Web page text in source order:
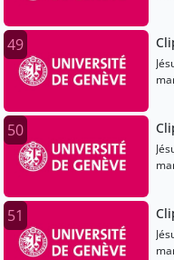
49
50
51